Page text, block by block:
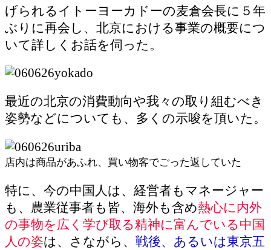
げられるイトーヨーカドーの麦倉会長に５年
ぶりに再会し、北京における事業の概要につ
いて詳しくお話を伺った。
最近の北京の消費動向や我々の取り組むべき
姿勢などについても、多くの示唆を頂いた。
店内は商品があふれ、買い物客でごった返していた
特に、今の中国人は、経営者もマネージャー
も、農業従事者も皆、海外も含め熱心に内外
の事物を広く学び取る精神に富んでいる中国
人の姿は、さながら、 戦後、あるいは東京五